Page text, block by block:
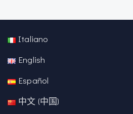
Italiano
English
Español
中文 (中国)